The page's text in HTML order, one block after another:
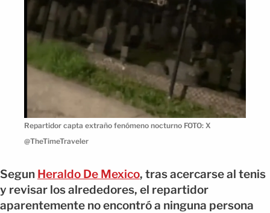
Repartidor capta extraño fenómeno nocturno FOTO: X
@TheTimeTraveler
Segun Heraldo De Mexico, tras acercarse al tenis
y revisar los alrededores, el repartidor
aparentemente no encontró a ninguna persona